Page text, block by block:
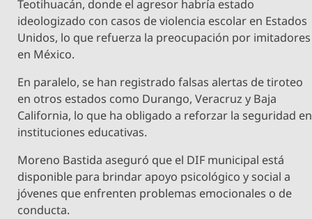
Teotihuacán, donde el agresor habría estado
ideologizado con casos de violencia escolar en Estados
Unidos, lo que refuerza la preocupación por imitadores
en México.
En paralelo, se han registrado falsas alertas de tiroteo
en otros estados como Durango, Veracruz y Baja
California, lo que ha obligado a reforzar la seguridad en
instituciones educativas.
Moreno Bastida aseguró que el DIF municipal está
disponible para brindar apoyo psicológico y social a
jóvenes que enfrenten problemas emocionales o de
conducta.